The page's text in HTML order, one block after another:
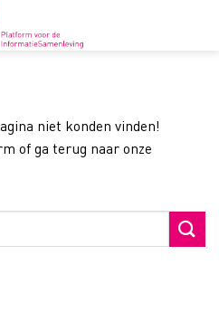
niet konden vinden!
of ga terug naar onze